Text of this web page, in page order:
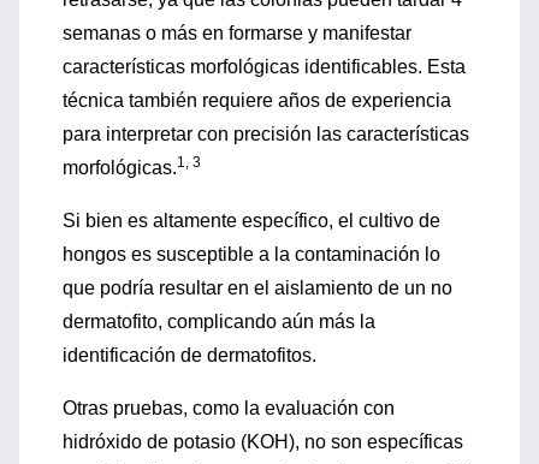
semanas o más en formarse y manifestar
características morfológicas identificables. Esta
técnica también requiere años de experiencia
para interpretar con precisión las características
morfológicas.1, 3
Si bien es altamente específico, el cultivo de
hongos es susceptible a la contaminación lo
que podría resultar en el aislamiento de un no
dermatofito, complicando aún más la
identificación de dermatofitos.
Otras pruebas, como la evaluación con
hidróxido de potasio (KOH), no son específicas